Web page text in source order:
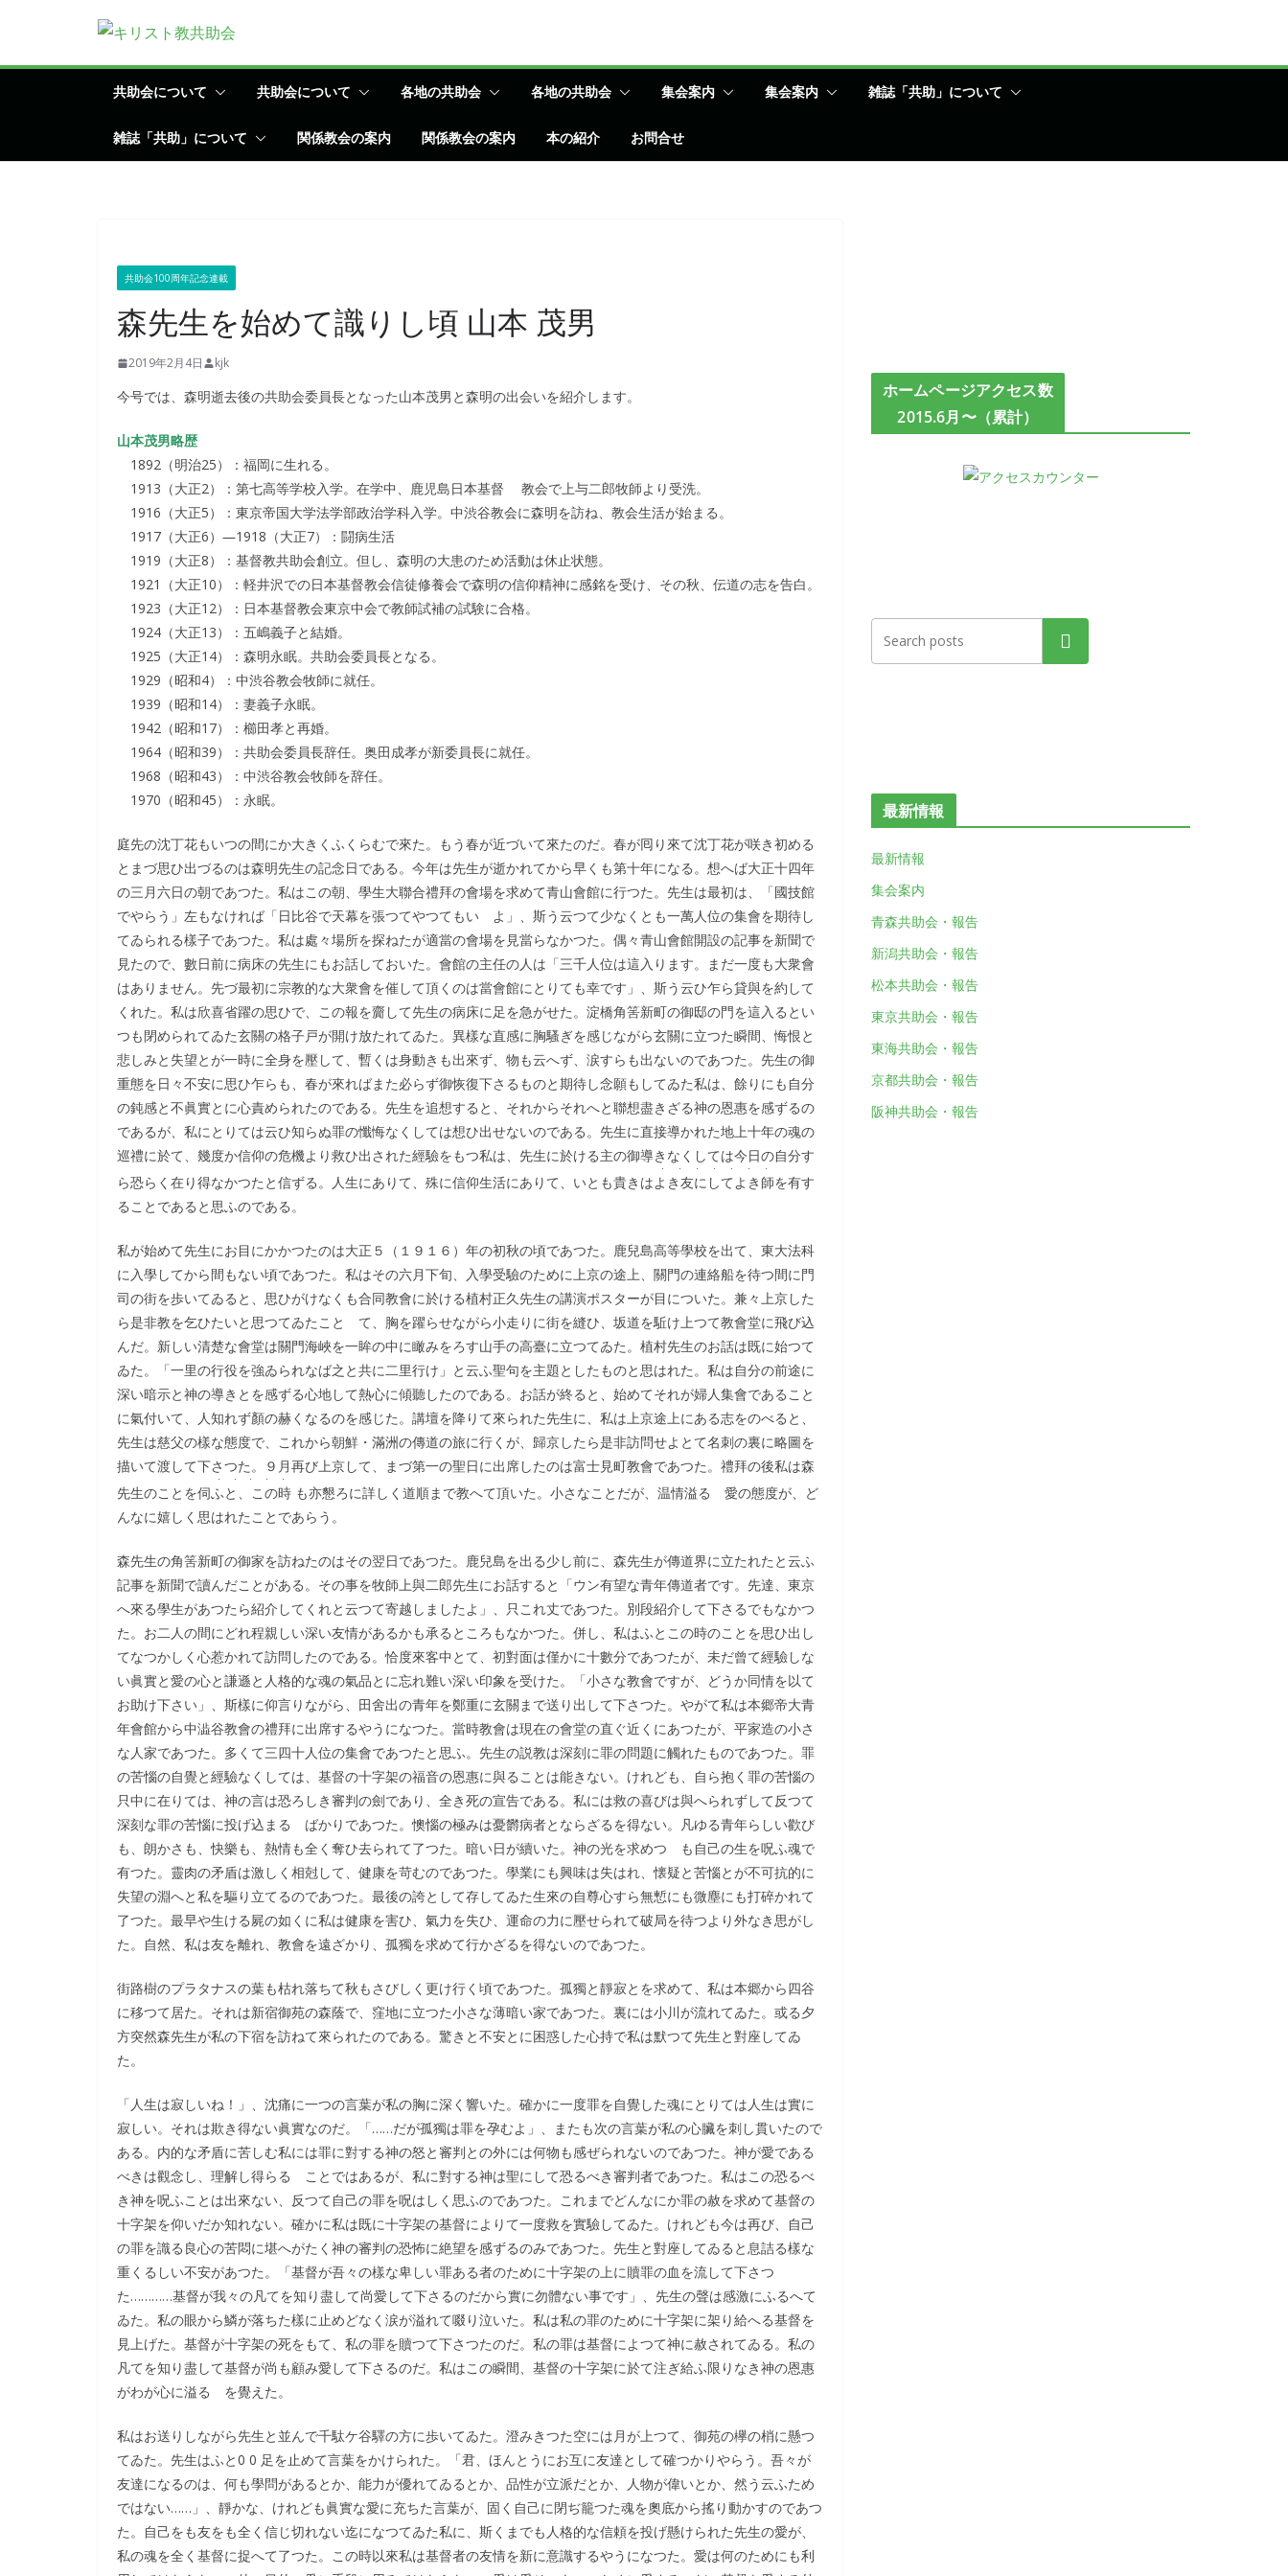
テ
共助会について 共助会について 各地の共助会 各地の共助会 集会案内 集会案内 雑誌「共助」について
雑誌「共助」について 関係教会の案内 関係教会の案内 本の紹介 お問合せ
共助会100周年記念連載
森先生を始めて識りし頃 山本 茂男
2019年2月4日 kjk
今号では、森明逝去後の共助会委員長となった山本茂男と森明の出会いを紹介します。
山本茂男略歴
1892（明治25）：福岡に生れる。
1913（大正2）：第七高等学校入学。在学中、鹿児島日本基督 教会で上与二郎牧師より受洗。
1916（大正5）：東京帝国大学法学部政治学科入学。中渋谷教会に森明を訪ね、教会生活が始まる。
1917（大正6）―1918（大正7）：闘病生活
1919（大正8）：基督教共助会創立。但し、森明の大患のため活動は休止状態。
1921（大正10）：軽井沢での日本基督教会信徒修養会で森明の信仰精神に感銘を受け、その秋、伝道の志を告白。
1923（大正12）：日本基督教会東京中会で教師試補の試験に合格。
1924（大正13）：五嶋義子と結婚。
1925（大正14）：森明永眠。共助会委員長となる。
1929（昭和4）：中渋谷教会牧師に就任。
1939（昭和14）：妻義子永眠。
1942（昭和17）：櫛田孝と再婚。
1964（昭和39）：共助会委員長辞任。奥田成孝が新委員長に就任。
1968（昭和43）：中渋谷教会牧師を辞任。
1970（昭和45）：永眠。
庭先の沈丁花もいつの間にか大きくふくらむで來た。もう春が近づいて來たのだ。春が囘り來て沈丁花が咲き初める
とまづ思ひ出づるのは森明先生の記念日である。今年は先生が逝かれてから早くも第十年になる。想へば大正十四年
の三月六日の朝であつた。私はこの朝、學生大聯合禮拜の會場を求めて青山會館に行つた。先生は最初は、「國技館
でやらう」左もなければ「日比谷で天幕を張つてやつてもいゝよ」、斯う云つて少なくとも一萬人位の集會を期待し
てゐられる樣子であつた。私は處々場所を探ねたが適當の會場を見當らなかつた。偶々青山會館開設の記事を新聞で
見たので、數日前に病床の先生にもお話しておいた。會館の主任の人は「三千人位は這入ります。まだ一度も大衆會
はありません。先づ最初に宗教的な大衆會を催して頂くのは當會館にとりても幸です」、斯う云ひ乍ら貸與を約して
くれた。私は欣喜省躍の思ひで、この報を齎して先生の病床に足を急がせた。淀橋角筈新町の御邸の門を這入るとい
つも閉められてゐた玄關の格子戸が開け放たれてゐた。異樣な直感に胸騷ぎを感じながら玄關に立つた瞬間、悔恨と
悲しみと失望とが一時に全身を壓して、暫くは身動きも出來ず、物も云へず、涙すらも出ないのであつた。先生の御
重態を日々不安に思ひ乍らも、春が來ればまた必らず御恢復下さるものと期待し念願もしてゐた私は、餘りにも自分
の鈍感と不眞實とに心責められたのである。先生を追想すると、それからそれへと聯想盡きざる神の恩惠を感ずるの
であるが、私にとりては云ひ知らぬ罪の懺悔なくしては想ひ出せないのである。先生に直接導かれた地上十年の魂の
巡禮に於て、幾度か信仰の危機より救ひ出された經驗をもつ私は、先生に於ける主の御導きなくしては今日の自分す
ら恐らく在り得なかつたと信ずる。人生にありて、殊に信仰生活にありて、いとも貴きはよき友にしてよき師
・・・・・・・
を有す
ることであると思ふのである。
私が始めて先生にお目にかかつたのは大正５（１９１６）年の初秋の頃であつた。鹿兒島高等學校を出て、東大法科
に入學してから間もない頃であつた。私はその六月下旬、入學受驗のために上京の途上、關門の連絡船を待つ間に門
司の街を歩いてゐると、思ひがけなくも合同教會に於ける植村正久先生の講演ポスターが目についた。兼々上京した
ら是非教を乞ひたいと思つてゐたことゝて、胸を躍らせながら小走りに街を縫ひ、坂道を駈け上つて教會堂に飛び込
んだ。新しい清楚な會堂は關門海峽を一眸の中に瞰みをろす山手の高臺に立つてゐた。植村先生のお話は既に始つて
ゐた。「一里の行役を強ゐられなば之と共に二里行け」と云ふ聖句を主題としたものと思はれた。私は自分の前途に
深い暗示と神の導きとを感ずる心地して熱心に傾聽したのである。お話が終ると、始めてそれが婦人集會であること
に氣付いて、人知れず顏の赫くなるのを感じた。講壇を降りて來られた先生に、私は上京途上にある志をのべると、
先生は慈父の樣な態度で、これから朝鮮・滿洲の傳道の旅に行くが、歸京したら是非訪問せよとて名刺の裏に略圖を
描いて渡して下さつた。９月再び上京して、まづ第一の聖日に出席したのは富士見町教會であつた。禮拜の後私は森
先生のことを伺ふと、この時
・・・・・
も亦懇ろに詳しく道順まで教へて頂いた。小さなことだが、温情溢るゝ愛の態度が、ど
んなに嬉しく思はれたことであらう。
森先生の角筈新町の御家を訪ねたのはその翌日であつた。鹿兒島を出る少し前に、森先生が傳道界に立たれたと云ふ
記事を新聞で讀んだことがある。その事を牧師上與二郎先生にお話すると「ウン有望な青年傳道者です。先達、東京
へ來る學生があつたら紹介してくれと云つて寄越しましたよ」、只これ丈であつた。別段紹介して下さるでもなかつ
た。お二人の間にどれ程親しい深い友情があるかも承るところもなかつた。併し、私はふとこの時のことを思ひ出し
てなつかしく心惹かれて訪問したのである。恰度來客中とて、初對面は僅かに十數分であつたが、未だ曾て經驗しな
い眞實と愛の心と謙遜と人格的な魂の氣品とに忘れ難い深い印象を受けた。「小さな教會ですが、どうか同情を以て
お助け下さい」、斯樣に仰言りながら、田舍出の青年を鄭重に玄關まで送り出して下さつた。やがて私は本郷帝大青
年會館から中澁谷教會の禮拜に出席するやうになつた。當時教會は現在の會堂の直ぐ近くにあつたが、平家造の小さ
な人家であつた。多くて三四十人位の集會であつたと思ふ。先生の説教は深刻に罪の問題に觸れたものであつた。罪
の苦惱の自覺と經驗なくしては、基督の十字架の福音の恩惠に與ることは能きない。けれども、自ら抱く罪の苦惱の
只中に在りては、神の言は恐ろしき審判の劍であり、全き死の宣告である。私には救の喜びは與へられずして反つて
深刻な罪の苦惱に投げ込まるゝばかりであつた。懊惱の極みは憂欝病者とならざるを得ない。凡ゆる青年らしい歡び
も、朗かさも、快樂も、熱情も全く奪ひ去られて了つた。暗い日が續いた。神の光を求めつゝも自己の生を呪ふ魂で
有つた。靈肉の矛盾は激しく相尅して、健康を苛むのであつた。學業にも興味は失はれ、懐疑と苦惱とが不可抗的に
失望の淵へと私を驅り立てるのであつた。最後の誇として存してゐた生來の自尊心すら無慙にも微塵にも打碎かれて
了つた。最早や生ける屍の如くに私は健康を害ひ、氣力を失ひ、運命の力に壓せられて破局を待つより外なき思がし
た。自然、私は友を離れ、教會を遠ざかり、孤獨を求めて行かざるを得ないのであつた。
街路樹のプラタナスの葉も枯れ落ちて秋もさびしく更け行く頃であつた。孤獨と靜寂とを求めて、私は本郷から四谷
に移つて居た。それは新宿御苑の森蔭で、窪地に立つた小さな薄暗い家であつた。裏には小川が流れてゐた。或る夕
方突然森先生が私の下宿を訪ねて來られたのである。驚きと不安とに困惑した心持で私は默つて先生と對座してゐ
た。
「人生は寂しいね！」、沈痛に一つの言葉が私の胸に深く響いた。確かに一度罪を自覺した魂にとりては人生は實に
寂しい。それは欺き得ない眞實なのだ。「……だが孤獨は罪を孕むよ」、またも次の言葉が私の心臟を刺し貫いたので
ある。内的な矛盾に苦しむ私には罪に對する神の怒と審判との外には何物も感ぜられないのであつた。神が愛である
べきは觀念し、理解し得らるゝことではあるが、私に對する神は聖にして恐るべき審判者であつた。私はこの恐るべ
き神を呪ふことは出來ない、反つて自己の罪を呪はしく思ふのであつた。これまでどんなにか罪の赦を求めて基督の
十字架を仰いだか知れない。確かに私は既に十字架の基督によりて一度救を實驗してゐた。けれども今は再び、自己
の罪を識る良心の苦悶に堪へがたく神の審判の恐怖に絶望を感ずるのみであつた。先生と對座してゐると息詰る樣な
重くるしい不安があつた。「基督が吾々の樣な卑しい罪ある者のために十字架の上に贖罪の血を流して下さつ
た…………基督が我々の凡てを知り盡して尚愛して下さるのだから實に勿體ない事です」、先生の聲は感激にふるへて
ゐた。私の眼から鱗が落ちた樣に止めどなく涙が溢れて啜り泣いた。私は私の罪のために十字架に架り給へる基督を
見上げた。基督が十字架の死をもて、私の罪を贖つて下さつたのだ。私の罪は基督によつて神に赦されてゐる。私の
凡てを知り盡して基督が尚も顧み愛して下さるのだ。私はこの瞬間、基督の十字架に於て注ぎ給ふ限りなき神の恩惠
がわが心に溢るゝを覺えた。
私はお送りしながら先生と並んで千駄ケ谷驛の方に歩いてゐた。澄みきつた空には月が上つて、御苑の欅の梢に懸つ
てゐた。先生はふと0 0 足を止めて言葉をかけられた。「君、ほんとうにお互に友達として確つかりやらう。吾々が
友達になるのは、何も學問があるとか、能力が優れてゐるとか、品性が立派だとか、人物が偉いとか、然う云ふため
ではない……」、靜かな、けれども眞實な愛に充ちた言葉が、固く自己に閉ぢ籠つた魂を奧底から搖り動かすのであつ
た。自己をも友をも全く信じ切れない迄になつてゐた私に、斯くまでも人格的な信頼を投げ懸けられた先生の愛が、
私の魂を全く基督に捉へて了つた。この時以來私は基督者の友情を新に意識するやうになつた。愛は何のためにも利
ホームページアクセス数
2015.6月〜（累計）
検索
最新情報
最新情報
集会案内
青森共助会・報告
新潟共助会・報告
松本共助会・報告
東京共助会・報告
東海共助会・報告
京都共助会・報告
阪神共助会・報告